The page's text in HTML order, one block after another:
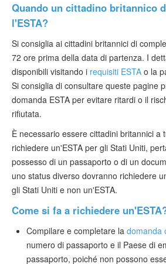
Quando un cittadino britannico
l'ESTA?
Si consiglia ai cittadini britannici di
72 ore prima della data di partenza. I
disponibili visitando i requisiti ESTA o la
Si consiglia di consultare queste pagine
domanda ESTA per evitare ritardi o il
rifiutata.
È necessario essere cittadini britannici a
richiedere un'ESTA per gli Stati Uniti,
possesso di un passaporto o di un
uno status diverso dovranno richiedere
gli Stati Uniti e non un'ESTA.
Come si fa a richiedere
Compilare e completare la domanda
numero di passaporto e il Paese di
passaporto, poiché non possono